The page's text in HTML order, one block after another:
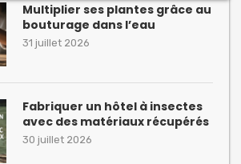
Multiplier ses plantes grâce au
bouturage dans l’eau
31 juillet 2026
Fabriquer un hôtel à insectes
avec des matériaux récupérés
30 juillet 2026